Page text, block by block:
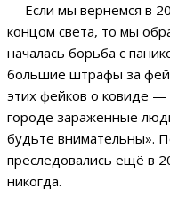
— Если мы вернемся в
концом света, то мы
началась борьба с
большие штрафы за
этих фейков о ковиде —
городе зараженные
будьте внимательны».
преследовались ещё в
никогда.